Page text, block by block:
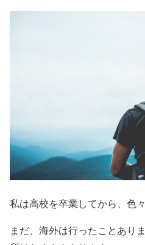
私は高校を卒業してから、色
まだ、海外は行ったことあり